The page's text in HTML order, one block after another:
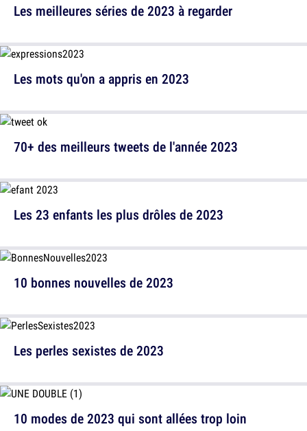
Les mots qu'on a appris en 2023
Les 23 enfants les plus drôles de 2023
Les perles sexistes de 2023
Les meilleures séries de 2023 à regarder
70+ des meilleurs tweets de l'année 2023
10 bonnes nouvelles de 2023
10 modes de 2023 qui sont allées trop loin